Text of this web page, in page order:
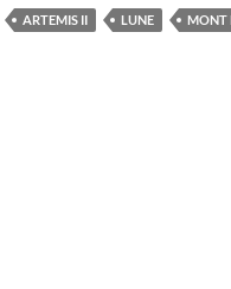
ARTEMIS II LUNE MONT